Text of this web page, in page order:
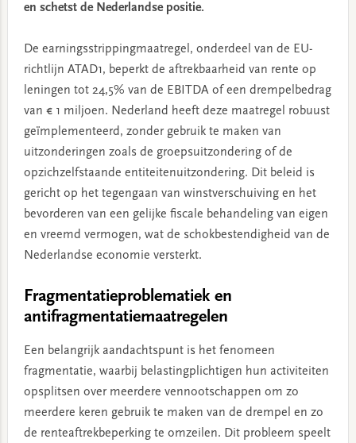
en schetst de Nederlandse positie.
De earningsstrippingmaatregel, onderdeel van de EU-
richtlijn ATAD1, beperkt de aftrekbaarheid van rente op
leningen tot 24,5% van de EBITDA of een drempelbedrag
van € 1 miljoen. Nederland heeft deze maatregel robuust
geïmplementeerd, zonder gebruik te maken van
uitzonderingen zoals de groepsuitzondering of de
opzichzelfstaande entiteitenuitzondering. Dit beleid is
gericht op het tegengaan van winstverschuiving en het
bevorderen van een gelijke fiscale behandeling van eigen
en vreemd vermogen, wat de schokbestendigheid van de
Nederlandse economie versterkt.
Fragmentatieproblematiek en
antifragmentatiemaatregelen
Een belangrijk aandachtspunt is het fenomeen
fragmentatie, waarbij belastingplichtigen hun activiteiten
opsplitsen over meerdere vennootschappen om zo
meerdere keren gebruik te maken van de drempel en zo
de renteaftrekbeperking te omzeilen. Dit probleem speelt